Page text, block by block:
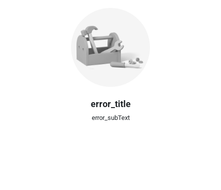
error_title
error_subText